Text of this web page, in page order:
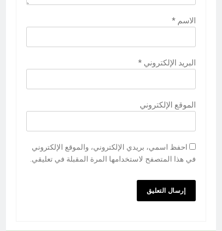
الاسم *
البريد الإلكتروني *
الموقع الإلكتروني
احفظ اسمي، بريدي الإلكتروني، والموقع الإلكتروني
في هذا المتصفح لاستخدامها المرة المقبلة في تعليقي.